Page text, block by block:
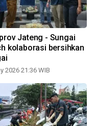
Jateng - Sungai
kolaborasi bersihkan
2026 21:36 WIB